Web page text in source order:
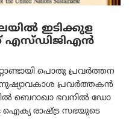
ഇടിക്കുള
പൊതു പ്രവർത്തന
പ്രവർത്തകൻ
ബെറാഖാ ഭവനിൽ ഡോ
രാഷ്ട്ര സഭയുടെ